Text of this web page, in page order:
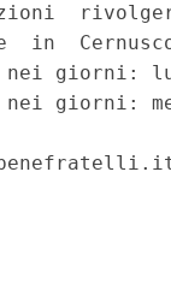
in
nei giorni:
nei giorni: